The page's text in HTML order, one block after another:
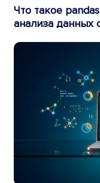
Что такое
анализа данных